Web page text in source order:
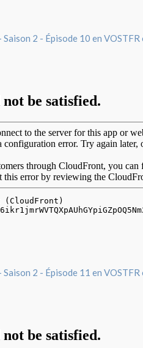
2 - Épisode 10 en
2 - Épisode 11 en